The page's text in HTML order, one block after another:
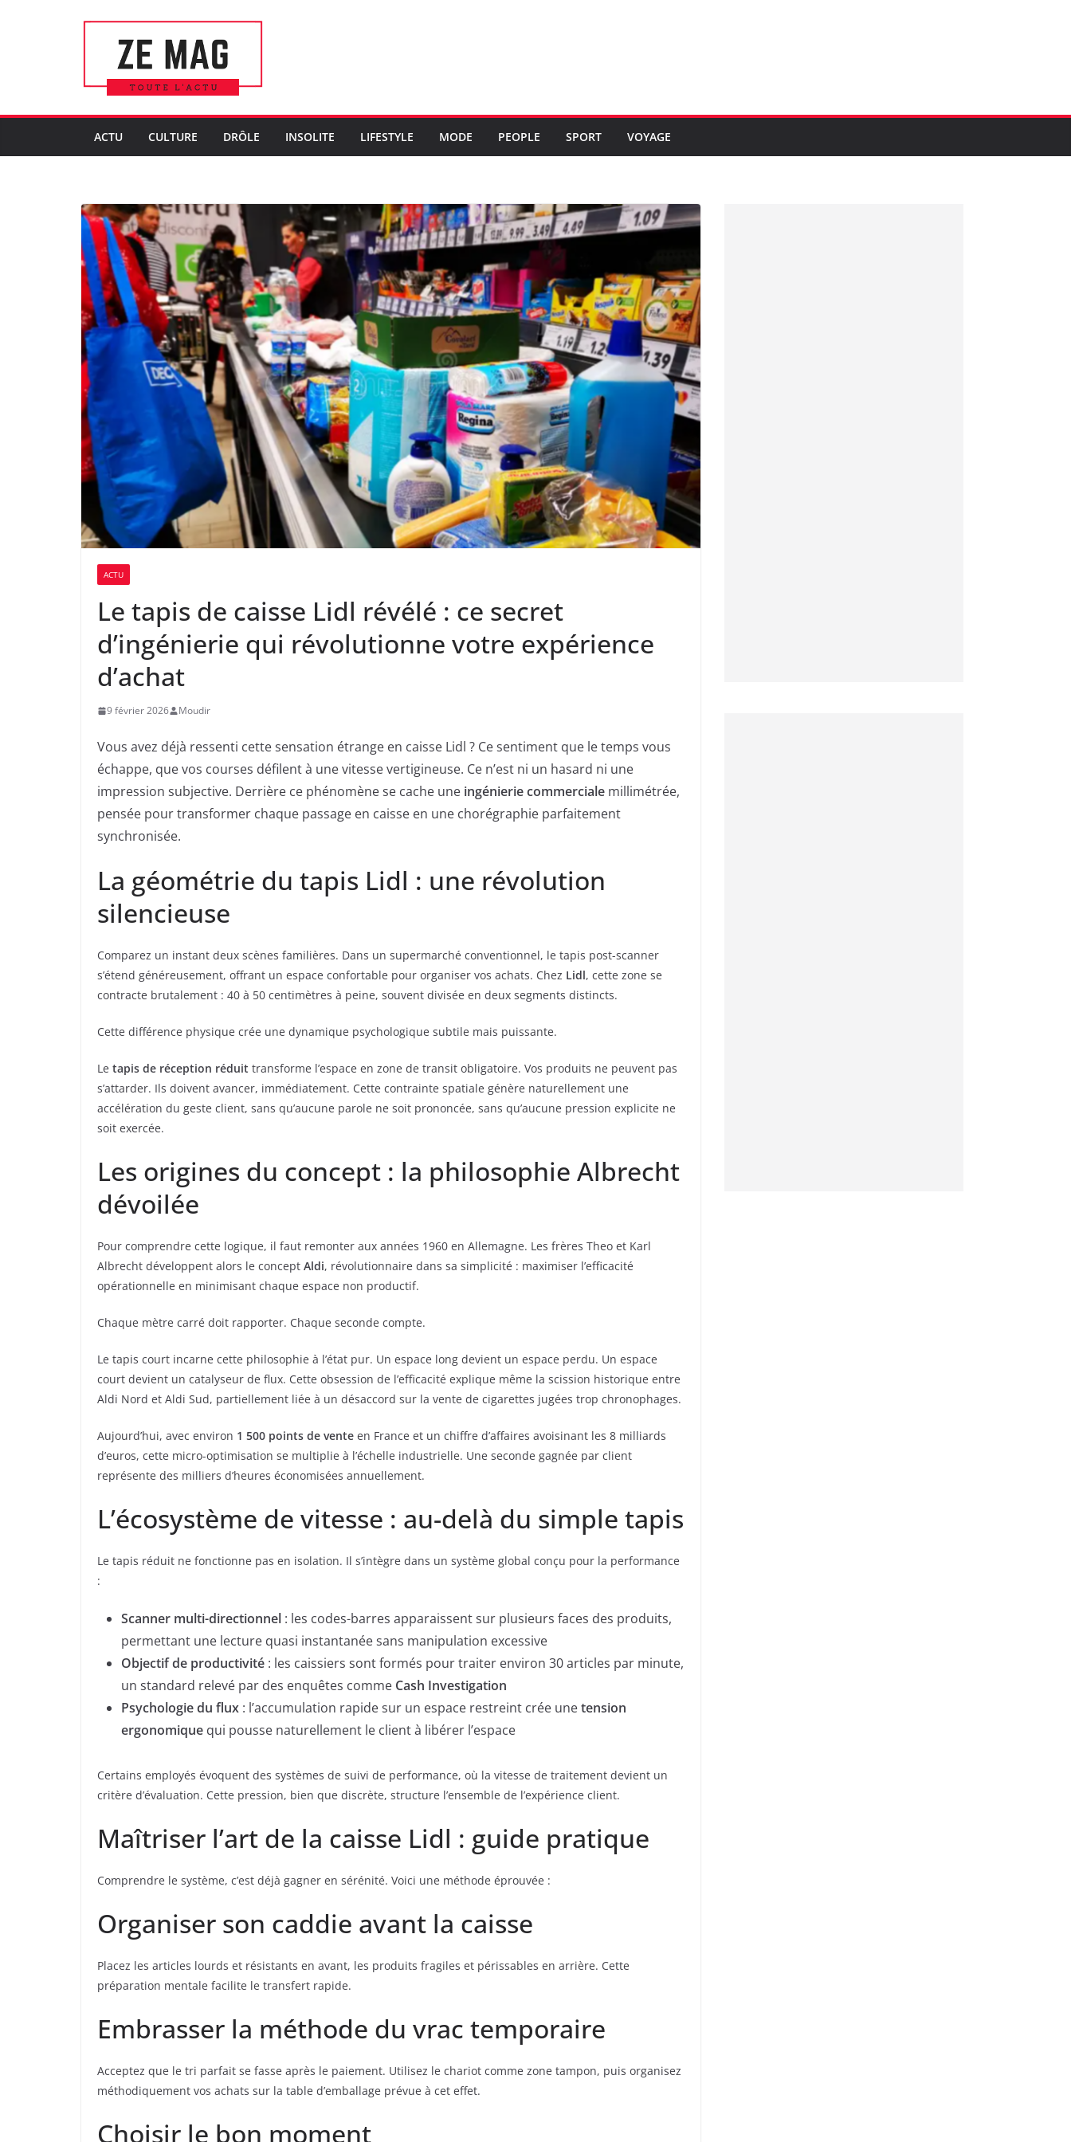
ACTU CULTURE DRÔLE INSOLITE LIFESTYLE MODE PEOPLE SPORT VOYAGE
ACTU
Le tapis de caisse Lidl révélé : ce secret
d’ingénierie qui révolutionne votre expérience
d’achat
9 février 2026 Moudir
Vous avez déjà ressenti cette sensation étrange en caisse Lidl ? Ce sentiment que le temps vous
échappe, que vos courses défilent à une vitesse vertigineuse. Ce n’est ni un hasard ni une
impression subjective. Derrière ce phénomène se cache une ingénierie commerciale millimétrée,
pensée pour transformer chaque passage en caisse en une chorégraphie parfaitement
synchronisée.
La géométrie du tapis Lidl : une révolution
silencieuse
Comparez un instant deux scènes familières. Dans un supermarché conventionnel, le tapis post-scanner
s’étend généreusement, offrant un espace confortable pour organiser vos achats. Chez Lidl, cette zone se
contracte brutalement : 40 à 50 centimètres à peine, souvent divisée en deux segments distincts.
Cette différence physique crée une dynamique psychologique subtile mais puissante.
Le tapis de réception réduit transforme l’espace en zone de transit obligatoire. Vos produits ne peuvent pas
s’attarder. Ils doivent avancer, immédiatement. Cette contrainte spatiale génère naturellement une
accélération du geste client, sans qu’aucune parole ne soit prononcée, sans qu’aucune pression explicite ne
soit exercée.
Les origines du concept : la philosophie Albrecht
dévoilée
Pour comprendre cette logique, il faut remonter aux années 1960 en Allemagne. Les frères Theo et Karl
Albrecht développent alors le concept Aldi, révolutionnaire dans sa simplicité : maximiser l’efficacité
opérationnelle en minimisant chaque espace non productif.
Chaque mètre carré doit rapporter. Chaque seconde compte.
Le tapis court incarne cette philosophie à l’état pur. Un espace long devient un espace perdu. Un espace
court devient un catalyseur de flux. Cette obsession de l’efficacité explique même la scission historique entre
Aldi Nord et Aldi Sud, partiellement liée à un désaccord sur la vente de cigarettes jugées trop chronophages.
Aujourd’hui, avec environ 1 500 points de vente en France et un chiffre d’affaires avoisinant les 8 milliards
d’euros, cette micro-optimisation se multiplie à l’échelle industrielle. Une seconde gagnée par client
représente des milliers d’heures économisées annuellement.
L’écosystème de vitesse : au-delà du simple tapis
Le tapis réduit ne fonctionne pas en isolation. Il s’intègre dans un système global conçu pour la performance
:
Scanner multi-directionnel : les codes-barres apparaissent sur plusieurs faces des produits,
permettant une lecture quasi instantanée sans manipulation excessive
Objectif de productivité : les caissiers sont formés pour traiter environ 30 articles par minute,
un standard relevé par des enquêtes comme Cash Investigation
Psychologie du flux : l’accumulation rapide sur un espace restreint crée unetension
ergonomique qui pousse naturellement le client à libérer l’espace
Certains employés évoquent des systèmes de suivi de performance, où la vitesse de traitement devient un
critère d’évaluation. Cette pression, bien que discrète, structure l’ensemble de l’expérience client.
Maîtriser l’art de la caisse Lidl : guide pratique
Comprendre le système, c’est déjà gagner en sérénité. Voici une méthode éprouvée :
Organiser son caddie avant la caisse
Placez les articles lourds et résistants en avant, les produits fragiles et périssables en arrière. Cette
préparation mentale facilite le transfert rapide.
Embrasser la méthode du vrac temporaire
Acceptez que le tri parfait se fasse après le paiement. Utilisez le chariot comme zone tampon, puis organisez
méthodiquement vos achats sur la table d’emballage prévue à cet effet.
Choisir le bon moment